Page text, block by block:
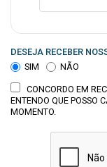
DESEJA RECEBER
SIM
NÃO
CONCORDO EM
ENTENDO QUE POSSO
MOMENTO.